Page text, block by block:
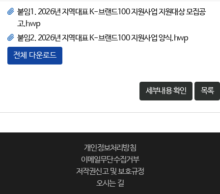
붙임1. 2026년 지역대표 K-브랜드100 지원사업 지원대상 모집공
고.hwp
붙임2. 2026년 지역대표 K-브랜드100 지원사업 양식.hwp
전체 다운로드
세부내용 확인 목록
개인정보처리방침
이메일무단수집거부
저작권신고 및 보호규정
오시는 길